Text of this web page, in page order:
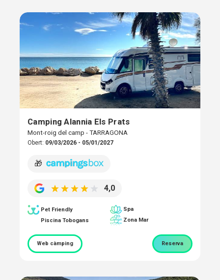
Camping Alannia Els Prats
Mont-roig del camp - TARRAGONA
Obert: 09/03/2026 - 05/01/2027
🎁
4,0
Pet Friendly
Spa
Piscina Tobogans
Zona Mar
Web càmping Reserva